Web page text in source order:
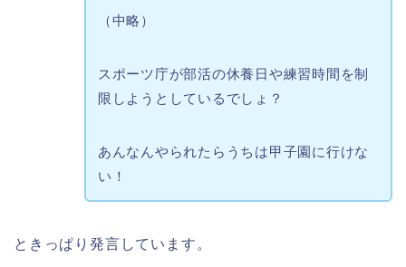
（中略）
スポーツ庁が部活の休養日や練習時間を制
限しようとしているでしょ？
あんなんやられたらうちは甲子園に行けな
い！
ときっぱり発言しています。